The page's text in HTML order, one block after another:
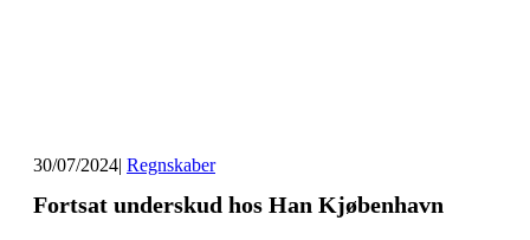
30/07/2024| Regnskaber
Fortsat underskud hos Han Kjøbenhavn